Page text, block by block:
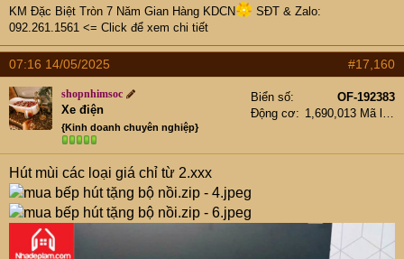
KM Đặc Biệt Tròn 7 Năm Gian Hàng KDCN
SĐT & Zalo:
092.261.1561 <= Click để xem chi tiết
07:16 14/05/2025 #17,160
shopnhimsoc
Xe điện
{Kinh doanh chuyên nghiệp}
Biển số
OF-192383
Động cơ
Hút mùi các loại giá chỉ từ 2.xxx